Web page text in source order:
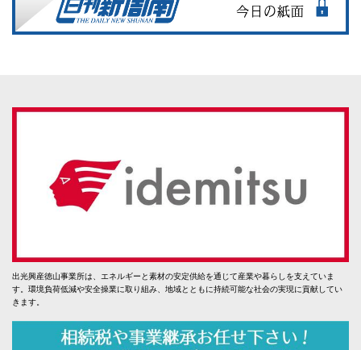
出光興産徳山事業所は、エネルギーと素材の安定供給を通じて産業や暮らしを支えていま
す。環境負荷低減や安全操業に取り組み、地域とともに持続可能な社会の実現に貢献してい
きます。